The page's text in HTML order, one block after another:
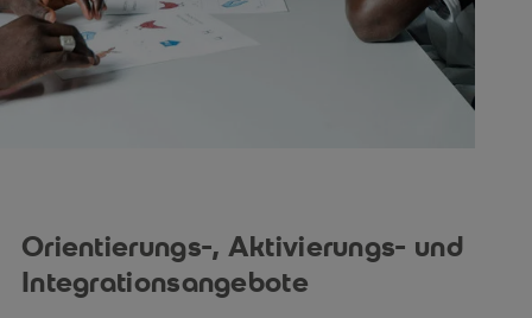
Orientierungs-, Aktivierungs- und
Integrationsangebote